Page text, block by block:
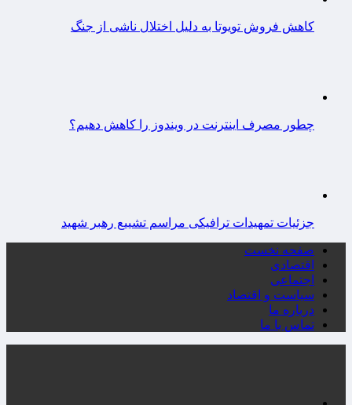
کاهش فروش تویوتا به دلیل اختلال ناشی از جنگ
چطور مصرف اینترنت در ویندوز را کاهش دهیم؟
جزئیات تمهیدات ترافیکی مراسم تشییع رهبر شهید
صفحه نخست
اقتصادی
اجتماعی
سیاست و اقتصاد
درباره ما
تماس با ما